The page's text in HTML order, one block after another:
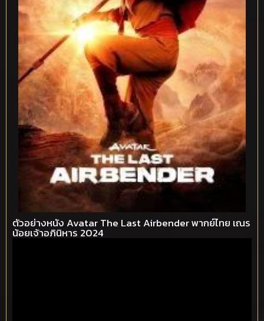
ตัวอย่างหนัง Avatar The Last Airbender พากย์ไทย เณร
น้อยเจ้าอภินิหาร 2024